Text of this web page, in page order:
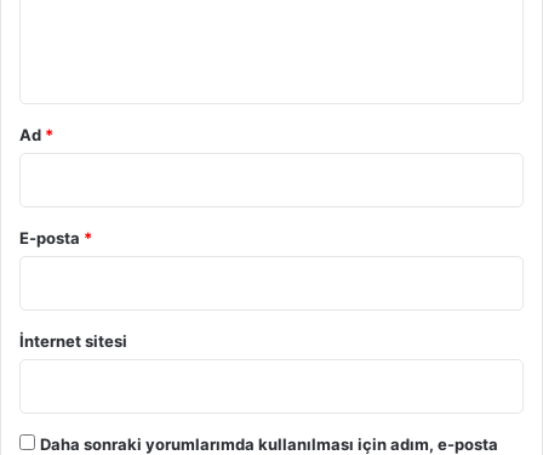
Ad *
E-posta *
İnternet sitesi
Daha sonraki yorumlarımda kullanılması için adım, e-posta